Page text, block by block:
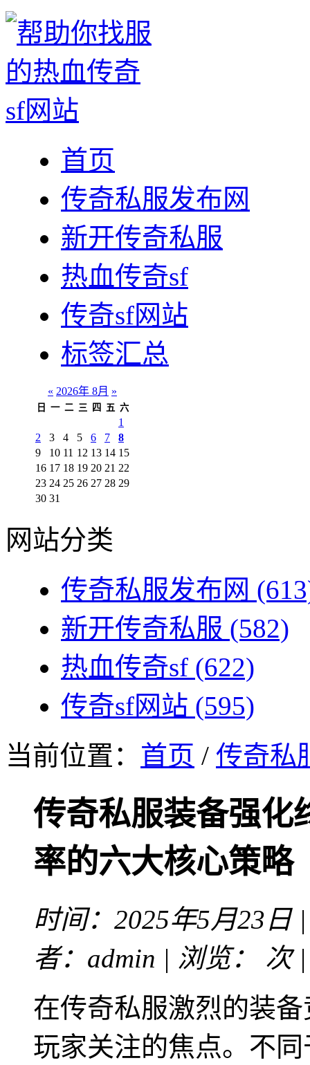
首页
传奇私服发布网
新开传奇私服
热血传奇sf
传奇sf网站
标签汇总
« 2026年 8月 »
日 一 二 三 四 五 六
1
2
3 4 5 6 7
8
9
10 11 12 13 14 15
16 17 18 19 20 21 22
23 24 25 26 27 28 29
30 31
网站分类
传奇私服发布网
新开传奇私服 (582)
热血传奇sf (622)
传奇sf网站 (595)
当前位置： 首页 / 传奇私
传奇私服装备强化
率的六大核心策略
时间：2025年5月23日
者：admin | 浏览：
次
在传奇私服激烈的装
玩家关注的焦点。不